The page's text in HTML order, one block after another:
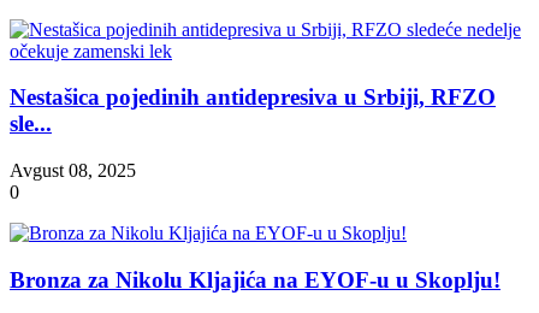
Nestašica pojedinih antidepresiva u Srbiji, RFZO
sle...
Avgust 08, 2025
0
Bronza za Nikolu Kljajića na EYOF-u u Skoplju!